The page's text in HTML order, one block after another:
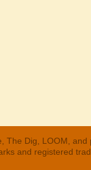
The Dig, LOOM,
and registered